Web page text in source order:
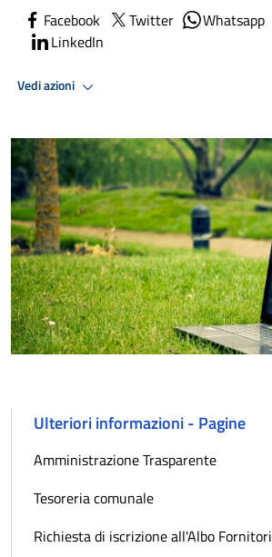
Facebook Twitter Whatsapp
LinkedIn
Vedi azioni
Ulteriori informazioni - Pagine
Amministrazione Trasparente
Tesoreria comunale
Richiesta di iscrizione all'Albo Fornitori